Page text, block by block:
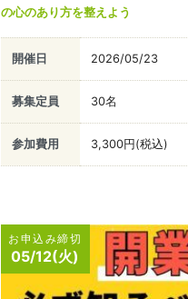
の心のあり方を整えよう
開催日 2026/05/23
募集定員 30名
参加費用 3,300円(税込)
お申込み締切
05/12(火)